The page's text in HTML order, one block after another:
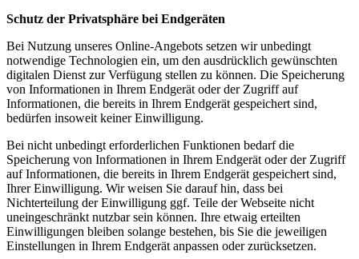
Schutz der Privatsphäre bei Endgeräten
Bei Nutzung unseres Online-Angebots setzen wir unbedingt
notwendige Technologien ein, um den ausdrücklich gewünschten
digitalen Dienst zur Verfügung stellen zu können. Die Speicherung
von Informationen in Ihrem Endgerät oder der Zugriff auf
Informationen, die bereits in Ihrem Endgerät gespeichert sind,
bedürfen insoweit keiner Einwilligung.
Bei nicht unbedingt erforderlichen Funktionen bedarf die
Speicherung von Informationen in Ihrem Endgerät oder der Zugriff
auf Informationen, die bereits in Ihrem Endgerät gespeichert sind,
Ihrer Einwilligung. Wir weisen Sie darauf hin, dass bei
Nichterteilung der Einwilligung ggf. Teile der Webseite nicht
uneingeschränkt nutzbar sein können. Ihre etwaig erteilten
Einwilligungen bleiben solange bestehen, bis Sie die jeweiligen
Einstellungen in Ihrem Endgerät anpassen oder zurücksetzen.